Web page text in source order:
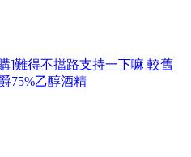
]難得不擋路支持一下嘛 較舊
75%乙醇酒精